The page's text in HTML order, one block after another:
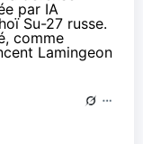
par IA
Su-27 russe.
comme
Lamingeon